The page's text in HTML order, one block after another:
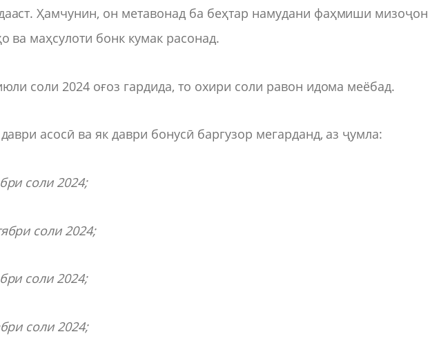
Ҳамчунин, он метавонад ба беҳтар намудани фаҳмиши мизоҷон
ва маҳсулоти бонк кумак расонад.
соли 2024 оғоз гардида, то охири соли равон идома меёбад.
асосӣ ва як даври бонусӣ баргузор мегарданд, аз ҷумла:
соли 2024;
соли 2024;
соли 2024;
соли 2024;